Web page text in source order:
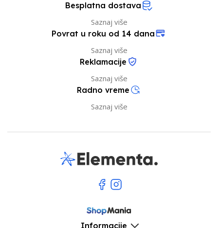
Besplatna dostava
Saznaj više
Povrat u roku od 14 dana
Saznaj više
Reklamacije
Saznaj više
Radno vreme
Saznaj više
Informacije